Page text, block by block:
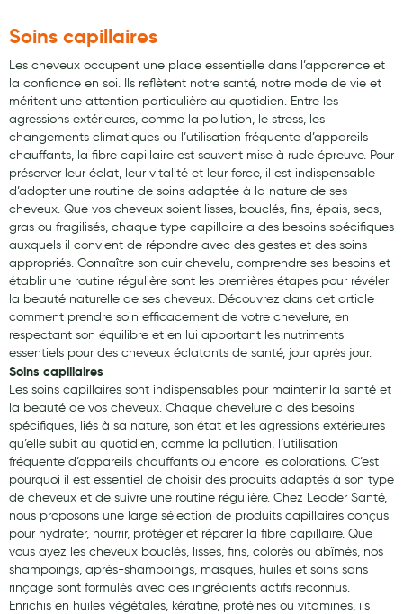
Pour Homme
Crème solaire - Visage et corps
Préservatifs - Gels lubrifiants
Accessoires, coutellerie, brosserie
Bouillottes
Parfums et bougies d'ambiance
Beauté au naturel
Huiles
Mon bébé
Soins bébé
Couches
Laits infantiles
Biberons et tétines
Toilette du bébé
Accessoires bébé
Alimentation
Soins enfant
Soins capillaires
Les cheveux occupent une place essentielle dans l’apparence et
la confiance en soi. Ils reflètent notre santé, notre mode de vie et
méritent une attention particulière au quotidien. Entre les
agressions extérieures, comme la pollution, le stress, les
changements climatiques ou l’utilisation fréquente d’appareils
chauffants, la fibre capillaire est souvent mise à rude épreuve. Pour
préserver leur éclat, leur vitalité et leur force, il est indispensable
d’adopter une routine de soins adaptée à la nature de ses
cheveux. Que vos cheveux soient lisses, bouclés, fins, épais, secs,
gras ou fragilisés, chaque type capillaire a des besoins spécifiques
auxquels il convient de répondre avec des gestes et des soins
appropriés. Connaître son cuir chevelu, comprendre ses besoins et
établir une routine régulière sont les premières étapes pour révéler
la beauté naturelle de ses cheveux. Découvrez dans cet article
comment prendre soin efficacement de votre chevelure, en
respectant son équilibre et en lui apportant les nutriments
essentiels pour des cheveux éclatants de santé, jour après jour.
Soins capillaires
Les soins capillaires sont indispensables pour maintenir la santé et
la beauté de vos cheveux. Chaque chevelure a des besoins
spécifiques, liés à sa nature, son état et les agressions extérieures
qu’elle subit au quotidien, comme la pollution, l’utilisation
fréquente d’appareils chauffants ou encore les colorations. C’est
pourquoi il est essentiel de choisir des produits adaptés à son type
de cheveux et de suivre une routine régulière. Chez Leader Santé,
nous proposons une large sélection de produits capillaires conçus
pour hydrater, nourrir, protéger et réparer la fibre capillaire. Que
vous ayez les cheveux bouclés, lisses, fins, colorés ou abîmés, nos
shampoings, après-shampoings, masques, huiles et soins sans
rinçage sont formulés avec des ingrédients actifs reconnus.
Enrichis en huiles végétales, kératine, protéines ou vitamines, ils